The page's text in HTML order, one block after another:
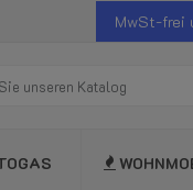
MwSt-frei